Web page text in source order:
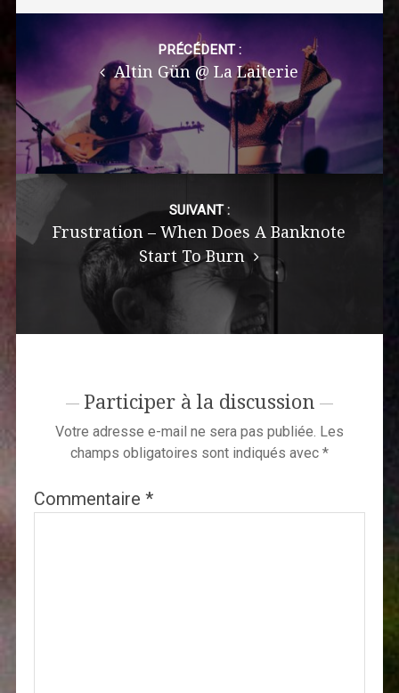
PRÉCÉDENT :
Altin Gün @ La Laiterie
SUIVANT :
Frustration – When Does A Banknote
Start To Burn
Participer à la discussion
Votre adresse e-mail ne sera pas publiée. Les
champs obligatoires sont indiqués avec *
Commentaire *